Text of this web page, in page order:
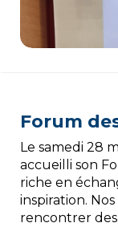
Forum
Le samedi 28
accueilli son
riche en
inspiration.
rencontrer des